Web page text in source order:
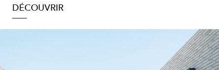
DÉCOUVRIR